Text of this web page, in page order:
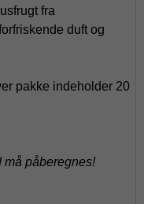
fra
duft og
pakke indeholder 20
må påberegnes!